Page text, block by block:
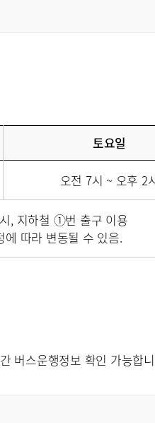
토요일
오전 7시 ~ 오후 2
, 지하철 ①번 출구 이용
따라 변동될 수 있음.
버스운행정보 확인 가능합